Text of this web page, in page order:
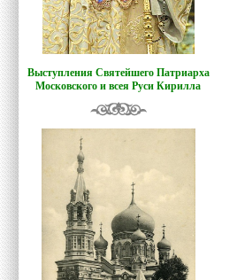
Выступления Святейшего Патриарха
Московского и всея Руси Кирилла